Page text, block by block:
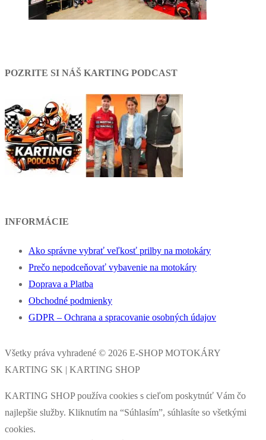
POZRITE SI NÁŠ KARTING PODCAST
INFORMÁCIE
Ako správne vybrať veľkosť prilby na motokáry
Prečo nepodceňovať vybavenie na motokáry
Doprava a Platba
Obchodné podmienky
GDPR – Ochrana a spracovanie osobných údajov
Všetky práva vyhradené © 2026 E-SHOP MOTOKÁRY
KARTING SK | KARTING SHOP
KARTING SHOP používa cookies s cieľom poskytnúť Vám čo
najlepšie služby. Kliknutím na “Súhlasím”, súhlasíte so všetkými
cookies.